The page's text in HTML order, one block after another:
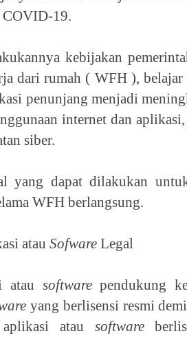
COVID-19.
kebijakan
dari rumah ( WFH ),
penunjang menjadi
internet dan
siber.
yang dapat dilakukan
WFH berlangsung.
atau Sofware Legal
atau softwarependukung
yang berlisensi resmi
aplikasi atau software